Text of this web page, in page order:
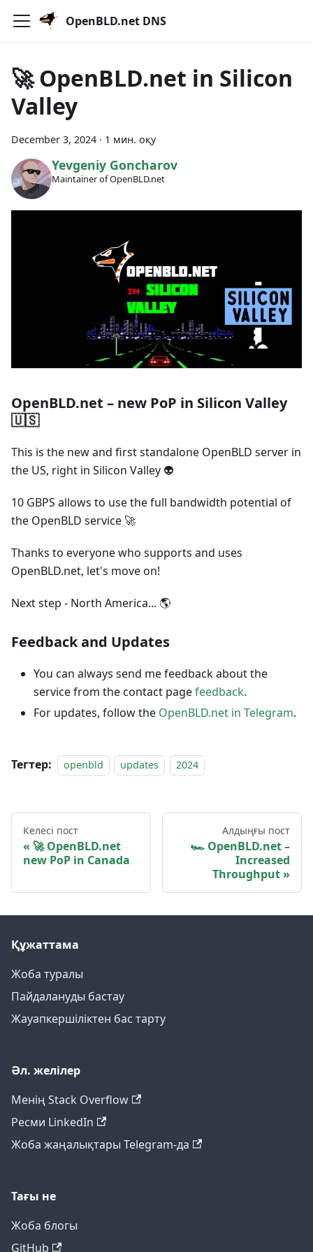
OpenBLD.net DNS
🚀 OpenBLD.net in Silicon
Valley
December 3, 2024 · 1 мин. оқу
Yevgeniy Goncharov
Maintainer of OpenBLD.net
OpenBLD.net – new PoP in Silicon Valley
🇺🇸
This is the new and first standalone OpenBLD server in
the US, right in Silicon Valley 👽
10 GBPS allows to use the full bandwidth potential of
the OpenBLD service 🚀
Thanks to everyone who supports and uses
OpenBLD.net, let's move on!
Next step - North America... 🌎
Feedback and Updates
You can always send me feedback about the
service from the contact pagefeedback.
For updates, follow the OpenBLD.net in Telegram.
Тегтер: openbld updates 2024
Келесі пост
🚀 OpenBLD.net
new PoP in Canada
Алдыңғы пост
🏎 OpenBLD.net –
Increased
Throughput
Құжаттама
Жоба туралы
Пайдалануды бастау
Жауапкершіліктен бас тарту
Әл. желілер
Менің Stack Overflow
Ресми LinkedIn
Жоба жаңалықтары Telegram-да
Тағы не
Жоба блогы
GitHub